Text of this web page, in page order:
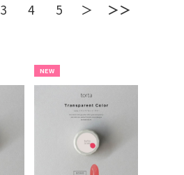
3 4 5 ＞ ＞＞
NEW